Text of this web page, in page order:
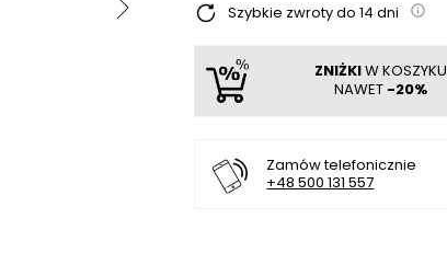
Szybkie zwroty do 14 dni
ZNIŻKIW KOSZYKU
NAWET -20%
Zamów telefonicznie
+48 500 131 557